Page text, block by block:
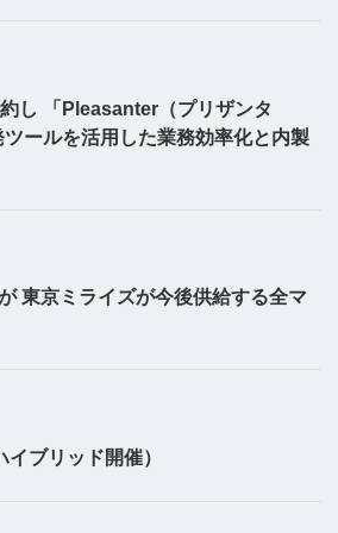
し 「Pleasanter（プリザンタ
ールを活用した業務効率化と内製
東京ミライズが今後供給する全マ
ブリッド開催）